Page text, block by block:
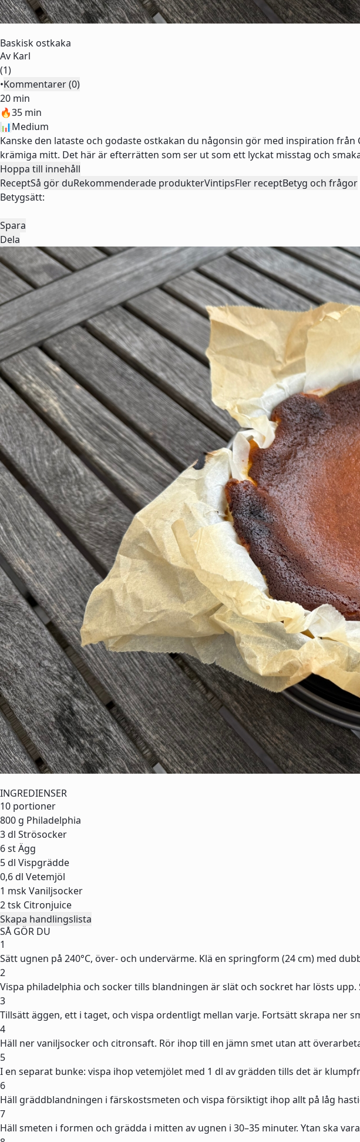
Baskisk ostkaka
Av Karl
(1)
•Kommentarer (0)
20 min
🔥35 min
📊Medium
Kanske den lataste och godaste ostkakan du någonsin gör med inspiration
krämiga mitt. Det här är efterrätten som ser ut som ett lyckat misstag och
Hoppa till innehåll
ReceptSå gör duRekommenderade produkterVintipsFler receptBetyg och frågor
Betygsätt:
Spara
Dela
INGREDIENSER
10 portioner
800 g Philadelphia
3 dl Strösocker
6 stÄgg
5 dl Vispgrädde
0,6 dl Vetemjöl
1 mskVaniljsocker
2 tsk Citronjuice
Skapa handlingslista
SÅ GÖR DU
1
Sätt ugnen på 240°C, över- och undervärme. Klä en springform (24 cm) med
2
Vispa philadelphia och socker tills blandningen är slät och sockret har lösts
3
Tillsätt äggen, ett i taget, och vispa ordentligt mellan varje. Fortsätt skrapa ner
4
Häll ner vaniljsocker och citronsaft. Rör ihop till en jämn smet utan att
5
I en separat bunke: vispa ihop vetemjölet med 1 dl av grädden tills det är
6
Häll gräddblandningen i färskostsmeten och vispa försiktigt ihop allt på låg
7
Häll smeten i formen och grädda i mitten av ugnen i 30–35 minuter. Ytan ska